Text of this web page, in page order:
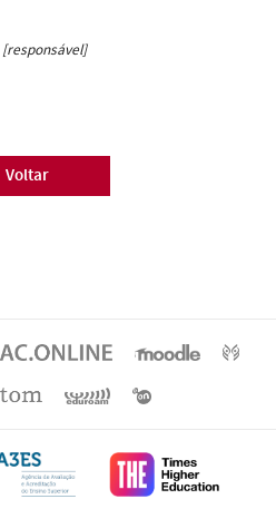
[responsável]
Voltar